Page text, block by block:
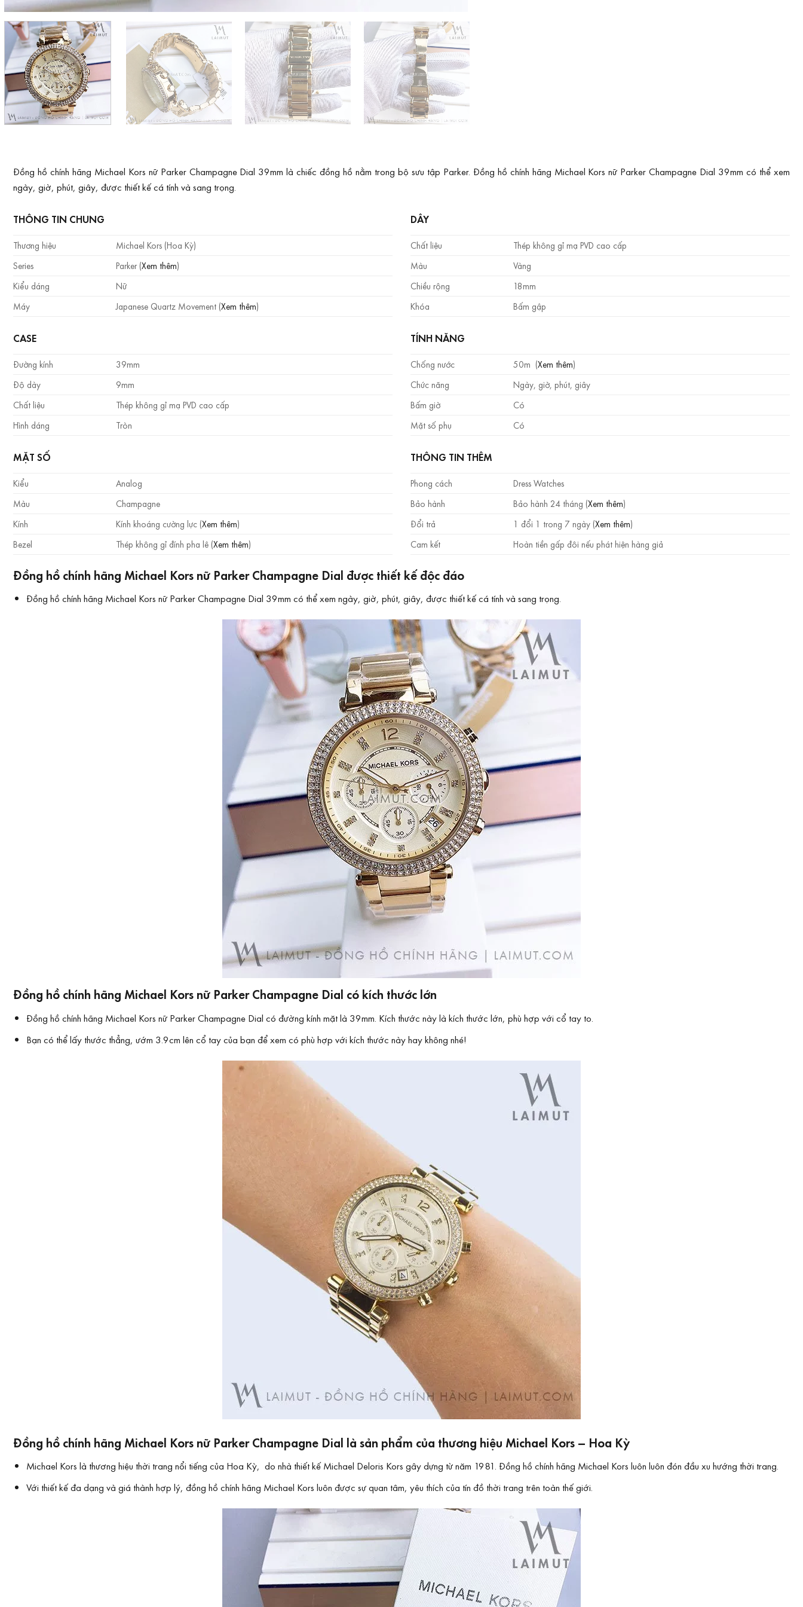
Đồng hồ chính hãng Michael Kors nữ Parker Champagne Dial 39mm là chiếc đồng hồ nằm trong bộ sưu tập Parker. Đồng hồ chính hãng Michael Kors nữ Parker Champagne Dial 39mm có thể xem
ngày, giờ, phút, giây, được thiết kế cá tính và sang trọng.
THÔNG TIN CHUNG
Thương hiệu
Michael Kors (Hoa Kỳ)
Series
Parker (Xem thêm)
Kiểu dáng
Nữ
Máy
Japanese Quartz Movement (Xem thêm)
CASE
Đường kính
39mm
Độ dày
9mm
Chất liệu
Thép không gỉ mạ PVD cao cấp
Hình dáng
Tròn
MẶT SỐ
Kiểu
Analog
Màu
Champagne
Kính
Kính khoáng cường lực (Xem thêm)
Bezel
Thép không gỉ đính pha lê (Xem thêm)
DÂY
Chất liệu
Thép không gỉ mạ PVD cao cấp
Màu
Vàng
Chiều rộng
18mm
Khóa
Bấm gập
TÍNH NĂNG
Chống nước 50m (Xem thêm)
Chức năng
Ngày, giờ, phút, giây
Bấm giờ
Có
Mặt số phụ
Có
THÔNG TIN THÊM
Phong cách
Dress Watches
Bảo hành
Bảo hành 24 tháng (Xem thêm)
Đổi trả
1 đổi 1 trong 7 ngày (Xem thêm)
Cam kết
Hoàn tiền gấp đôi nếu phát hiện hàng giả
Đồng hồ chính hãng Michael Kors nữ Parker Champagne Dial được thiết kế độc đáo
Đồng hồ chính hãng Michael Kors nữ Parker Champagne Dial 39mm có thể xem ngày, giờ, phút, giây, được thiết kế cá tính và sang trọng.
Đồng hồ chính hãng Michael Kors nữ Parker Champagne Dial có kích thước lớn
Đồng hồ chính hãng Michael Kors nữ Parker Champagne Dial có đường kính mặt là 39mm. Kích thước này là kích thước lớn, phù hợp với cổ tay to.
Bạn có thể lấy thước thẳng, ướm 3.9cm lên cổ tay của bạn để xem có phù hợp với kích thước này hay không nhé!
Đồng hồ chính hãng Michael Kors nữ Parker Champagne Dial là sản phẩm của thương hiệu Michael Kors – Hoa Kỳ
Michael Kors là thương hiệu thời trang nổi tiếng của Hoa Kỳ, do nhà thiết kế Michael Deloris Kors gây dựng từ năm 1981. Đồng hồ chính hãng Michael Kors luôn luôn đón đầu xu hướng thời trang.
Với thiết kế đa dạng và giá thành hợp lý, đồng hồ chính hãng Michael Kors luôn được sự quan tâm, yêu thích của tín đồ thời trang trên toàn thế giới.